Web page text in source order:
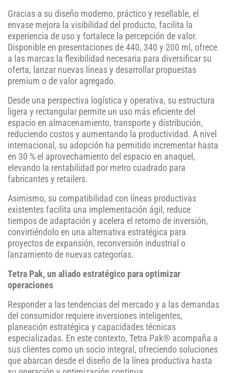
Gracias a su diseño moderno, práctico y resellable, el
envase mejora la visibilidad del producto, facilita la
experiencia de uso y fortalece la percepción de valor.
Disponible en presentaciones de 440, 340 y 200 ml, ofrece
a las marcas la flexibilidad necesaria para diversificar su
oferta, lanzar nuevas líneas y desarrollar propuestas
premium o de valor agregado.
Desde una perspectiva logística y operativa, su estructura
ligera y rectangular permite un uso más eficiente del
espacio en almacenamiento, transporte y distribución,
reduciendo costos y aumentando la productividad. A nivel
internacional, su adopción ha permitido incrementar hasta
en 30 % el aprovechamiento del espacio en anaquel,
elevando la rentabilidad por metro cuadrado para
fabricantes y retailers.
Asimismo, su compatibilidad con líneas productivas
existentes facilita una implementación ágil, reduce
tiempos de adaptación y acelera el retorno de inversión,
convirtiéndolo en una alternativa estratégica para
proyectos de expansión, reconversión industrial o
lanzamiento de nuevas categorías.
Tetra Pak, un aliado estratégico para optimizar
operaciones
Responder a las tendencias del mercado y a las demandas
del consumidor requiere inversiones inteligentes,
planeación estratégica y capacidades técnicas
especializadas. En este contexto, Tetra Pak® acompaña a
sus clientes como un socio integral, ofreciendo soluciones
que abarcan desde el diseño de la línea productiva hasta